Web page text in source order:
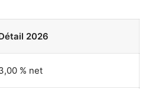
2026
% net